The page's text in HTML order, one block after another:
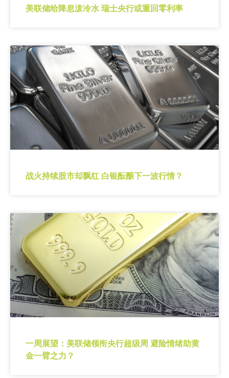
美联储给降息泼冷水 瑞士央行或重回零利率
战火持续股市却飘红 白银酝酿下一波行情？
一周展望：美联储领衔央行超级周 避险情绪助黄
金一臂之力？